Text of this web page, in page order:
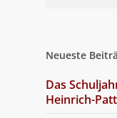
Neueste
Das
Heinrich-